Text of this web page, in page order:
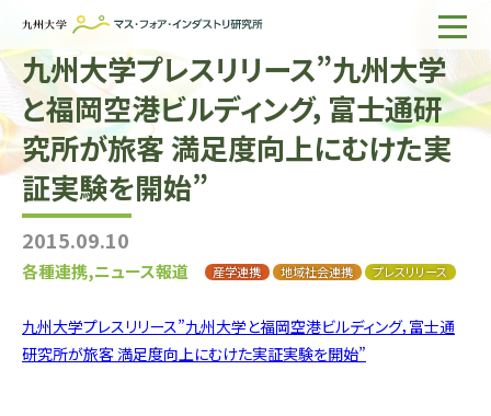
ホーム
IMIについて
組織・所員
研究活動
企業の方へ
サイト内検索 English
九州大学プレスリリース”九州大学
と福岡空港ビルディング，富士通研
究所が旅客 満足度向上にむけた実
証実験を開始”
2015.09.10
各種連携,ニュース報道 産学連携 地域社会連携 プレスリリース
九州大学プレスリリース”九州大学と福岡空港ビルディング，富士通
研究所が旅客 満足度向上にむけた実証実験を開始”